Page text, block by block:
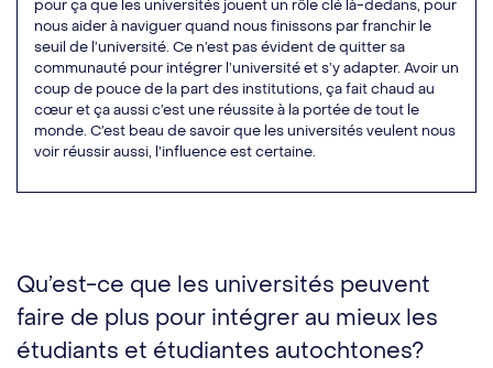
pour ça que les universités jouent un rôle clé là-dedans, pour
nous aider à naviguer quand nous finissons par franchir le
seuil de l’université. Ce n’est pas évident de quitter sa
communauté pour intégrer l’université et s’y adapter. Avoir un
coup de pouce de la part des institutions, ça fait chaud au
cœur et ça aussi c’est une réussite à la portée de tout le
monde. C’est beau de savoir que les universités veulent nous
voir réussir aussi, l’influence est certaine.
Qu’est-ce que les universités peuvent
faire de plus pour intégrer au mieux les
étudiants et étudiantes autochtones?